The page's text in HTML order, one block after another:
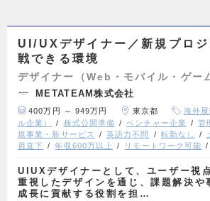
UI/UXデザイナー／新規プロ
戦できる環境
デザイナー（Web・モバイル・ゲー
METATEAM株式会社
400万円 ～ 949万円 東京都
海外
ル企業）
株式公開準備 ベンチャー企業 管
規事業・新サービス
英語力不問 転勤なし
員直下
年収600万以上 リモートワーク可能
UIUXデザイナーとして、ユーザー視
重視したデザインを通じ、課題解決や
成長に貢献する役割を担…